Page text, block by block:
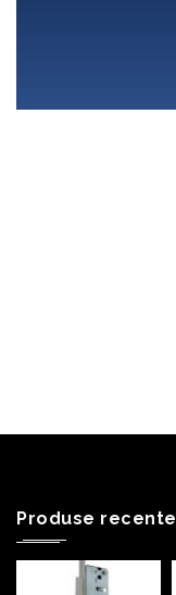
Produse recente